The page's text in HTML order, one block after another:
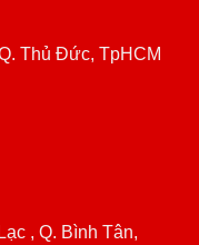
Thủ Đức, TpHCM
, Q. Bình Tân,